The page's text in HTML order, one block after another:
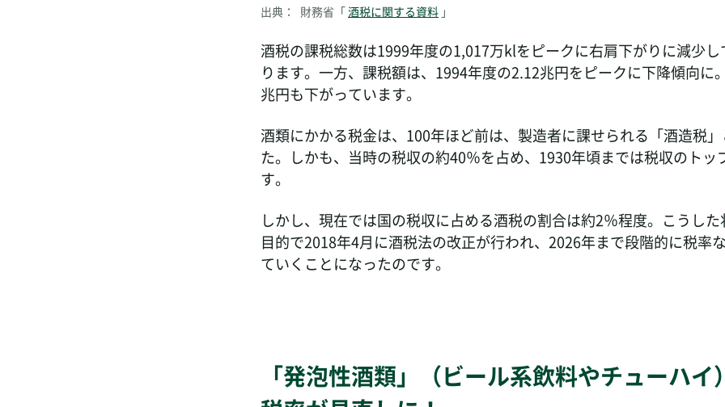
出典： 財務省「酒税に関する資料 」
酒税の課税総数は1999年度の1,017万klをピークに右肩下がりに減少
ります。一方、課税額は、1994年度の2.12兆円をピークに下降傾向に
兆円も下がっています。
酒類にかかる税金は、100年ほど前は、製造者に課せられる「酒造税
た。しかも、当時の税収の約40％を占め、1930年頃までは税収のトッ
す。
しかし、現在では国の税収に占める酒税の割合は約2％程度。こうし
目的で2018年4月に酒税法の改正が行われ、2026年まで段階的に税率
ていくことになったのです。
「発泡性酒類」（ビール系飲料やチューハ